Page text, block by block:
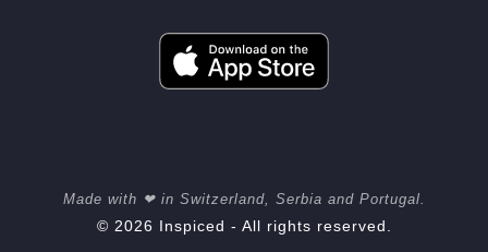
Made with ❤ in Switzerland, Serbia and Portugal.
© 2026 Inspiced - All rights reserved.